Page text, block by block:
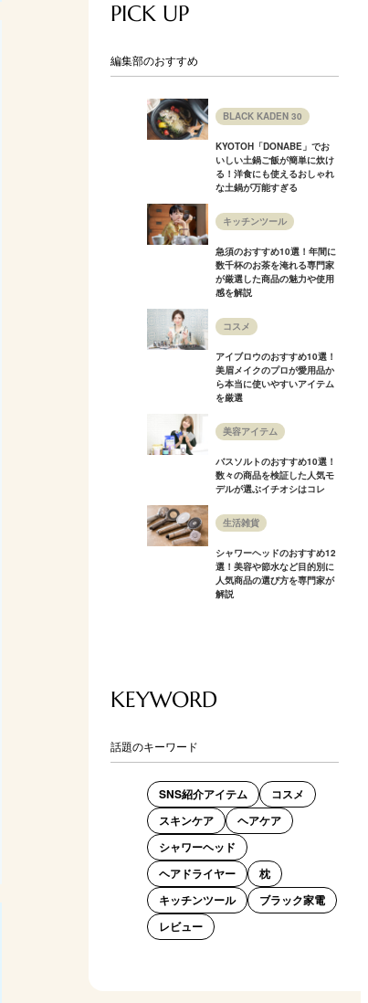
PICK UP
編集部のおすすめ
BLACK KADEN 30
KYOTOH「DONABE」でお
いしい土鍋ご飯が簡単に炊け
る！洋食にも使えるおしゃれ
な土鍋が万能すぎる
キッチンツール
急須のおすすめ10選！年間に
数千杯のお茶を淹れる専門家
が厳選した商品の魅力や使用
感を解説
コスメ
アイブロウのおすすめ10選！
美眉メイクのプロが愛用品か
ら本当に使いやすいアイテム
を厳選
美容アイテム
バスソルトのおすすめ10選！
数々の商品を検証した人気モ
デルが選ぶイチオシはコレ
生活雑貨
シャワーヘッドのおすすめ12
選！美容や節水など目的別に
人気商品の選び方を専門家が
解説
KEYWORD
話題のキーワード
SNS紹介アイテム
コスメ
スキンケア
ヘアケア
シャワーヘッド
ヘアドライヤー
枕
キッチンツール
ブラック家電
レビュー